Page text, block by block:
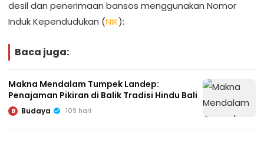
desil dan penerimaan bansos menggunakan Nomor
Induk Kependudukan (NIK):
Baca juga:
Makna Mendalam Tumpek Landep:
Penajaman Pikiran di Balik Tradisi Hindu Bali
B Budaya 109 hari